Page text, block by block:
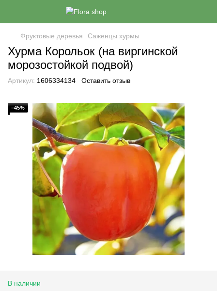
Фруктовые деревья Саженцы хурмы
Хурма Корольок (на виргинской
морозостойкой подвой)
Артикул: 1606334134 Оставить отзыв
−45%
В наличии